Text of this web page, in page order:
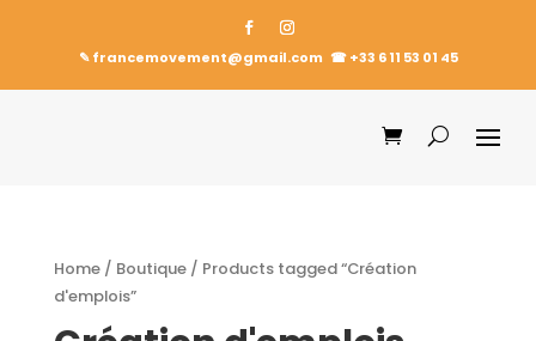
✎ francemovement@gmail.com ☎︎+33 6 11 53 01 45
Home/ Boutique/ Products tagged “Création
d'emplois”